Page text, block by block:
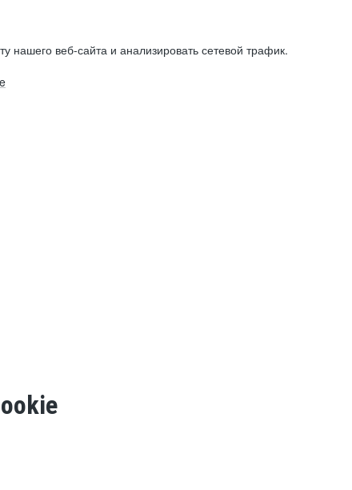
веб-сайта и анализировать сетевой трафик.